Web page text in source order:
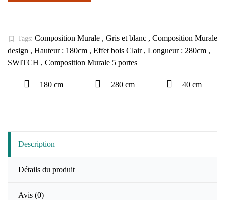
bookmark_border Tags: Composition Murale , Gris et blanc , Composition Murale
design , Hauteur : 180cm , Effet bois Clair , Longueur : 280cm ,
SWITCH , Composition Murale 5 portes
180 cm 280 cm 40 cm
Description
Détails du produit
Avis (0)